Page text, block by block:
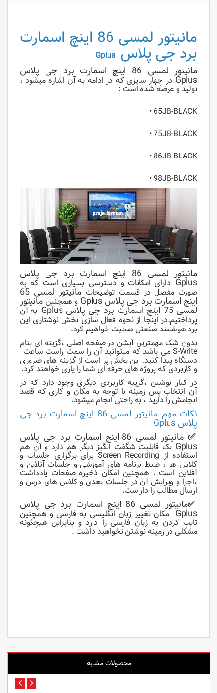
مانیتور لمسی 86 اینچ اسمارت
برد جی پلاس Gplus
مانیتور لمسی 86 اینچ اسمارت برد جی پلاس
Gplus در چهار سایزی که در ادامه به آن اشاره میشود ،
تولید و عرضه شده است :
65JB-BLACK •
75JB-BLACK •
86JB-BLACK •
98JB-BLACK •
مانیتور لمسی 86 اینچ اسمارت برد جی پلاس
Gplus دارای امکانات و دسترسی بسیاری است که به
صورت مفصل در قسمت توضیحات مانیتور لمسی 65
اینچ اسمارت برد جی پلاس Gplus و همچنین مانیتور
لمسی 75 اینچ اسمارت برد جی پلاس Gplus به آن
پرداختیم.در اینجا از نحوه فعال سازی بخش نوشتاری این
برد هوشمند صنعتی صحبت خواهیم کرد.
بدون شک مهمترین آپشن در صفحه اصلی ،گزینه ای بنام
S-Write می باشد که میتوانید آن را سمت راست ساعت
دستگاه پیدا کنید. این بخش پر است از گزینه های ضروری
و کاربردی که پروژه های حرفه ای شما را یاری خواهند کرد.
در کنار نوشتن ،گزینه کاربردی دیگری وجود دارد که در
آن انتخاب پس زمینه با توجه به مکان و کاری که قصد
انجامش را دارید ، به راحتی انجام میشود.
نکات مهم مانیتور لمسی 86 اینچ اسمارت برد جی
پلاس Gplus
✅
مانیتور لمسی 86 اینچ اسمارت برد جی پلاس
Gplus یک قابلیت شگفت انگیز دیگر هم دارد و آن هم
استفاده از Screen Recording برای برگزاری جلسات و
کلاس ها ، ضبط برنامه های آموزشی و جلسات آنلاین و
آفلاین است . همچنین امکان ذخیره صفحات یادداشت
،اجرا و ویرایش آن در جلسات بعدی و کلاس های درس و
ارسال مطالب را داراست.
✅
مانیتور لمسی 86 اینچ اسمارت برد جی پلاس
Gplus امکان تغییر زبان انگلیسی به فارسی و همچنین
تایپ کردن به زبان فارسی را دارد و بنابراین هیچگونه
مشکلی در زمینه نوشتن نخواهید داشت .
محصولات مشابه